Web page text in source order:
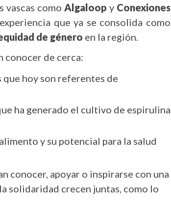
vascas como Algaloop y Conexiones
que ya se consolida como
de género en la región.
conocer de cerca:
que hoy son referentes de
ha generado el cultivo de espirulina
y su potencial para la salud
conocer, apoyar o inspirarse con una
solidaridad crecen juntas, como lo